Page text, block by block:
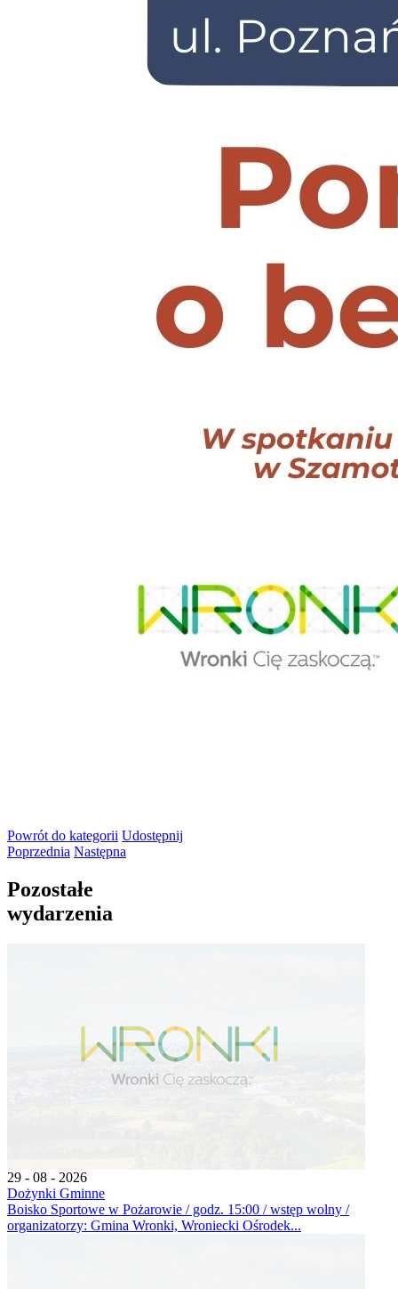
Powrót do kategorii Udostępnij
Poprzednia Następna
Pozostałe
wydarzenia
29 - 08 - 2026
Dożynki Gminne
Boisko Sportowe w Pożarowie / godz. 15:00 / wstęp wolny /
organizatorzy: Gmina Wronki, Wroniecki Ośrodek...